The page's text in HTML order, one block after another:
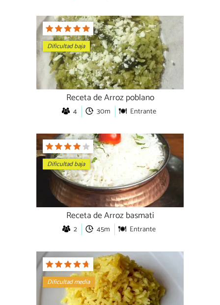
Dificultad baja
Receta de Arroz poblano
4 30m Entrante
Dificultad baja
Receta de Arroz basmati
2 45m Entrante
Dificultad media